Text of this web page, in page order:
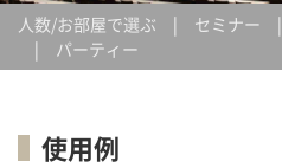
人数/お部屋で選ぶ セミナー
パーティー
使用例